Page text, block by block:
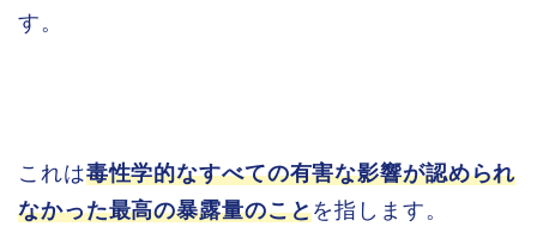
す。
これは毒性学的なすべての有害な影響が認められ
なかった最高の暴露量のことを指します。